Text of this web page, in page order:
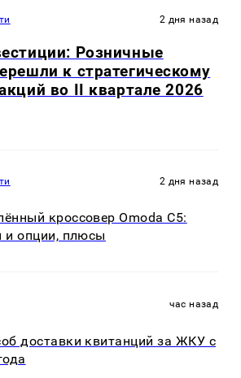
2 дня назад
Розничные
к стратегическому
во II квартале 2026
2 дня назад
кроссовер Omoda C5:
и опции, плюсы
час назад
доставки квитанций за ЖКУ с